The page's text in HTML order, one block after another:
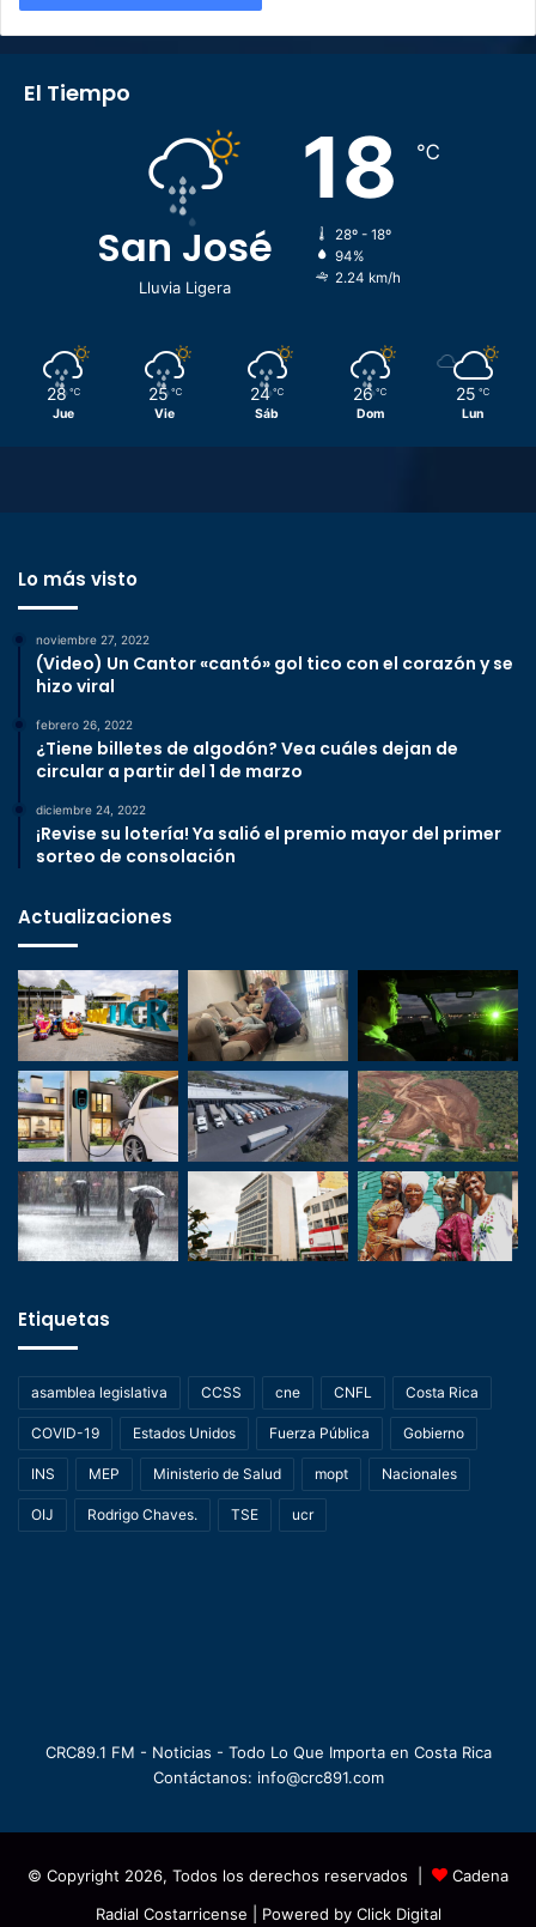
El Tiempo
San José
Lluvia Ligera
18 ℃
28º - 18º
94%
2.24 km/h
28 ℃
Jue
25 ℃
Vie
24 ℃
Sáb
26 ℃
Dom
25 ℃
Lun
Lo más visto
noviembre 27, 2022
(Video) Un Cantor «cantó» gol tico con el corazón y se
hizo viral
febrero 26, 2022
¿Tiene billetes de algodón? Vea cuáles dejan de
circular a partir del 1 de marzo
diciembre 24, 2022
¡Revise su lotería! Ya salió el premio mayor del primer
sorteo de consolación
Actualizaciones
Etiquetas
asamblea legislativa CCSS cne CNFL Costa Rica
COVID-19 Estados Unidos Fuerza Pública Gobierno
INS MEP Ministerio de Salud mopt Nacionales
OIJ Rodrigo Chaves. TSE ucr
CRC89.1 FM - Noticias - Todo Lo Que Importa en Costa Rica
Contáctanos: info@crc891.com
© Copyright 2026, Todos los derechos reservados |
Cadena
Radial Costarricense | Powered by Click Digital